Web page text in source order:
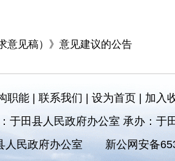
意见稿）》意见建议的公告
职能| 联系我们 | 设为首页| 加入
于田县人民政府办公室 承办：于
人民政府办公室
新公网安备